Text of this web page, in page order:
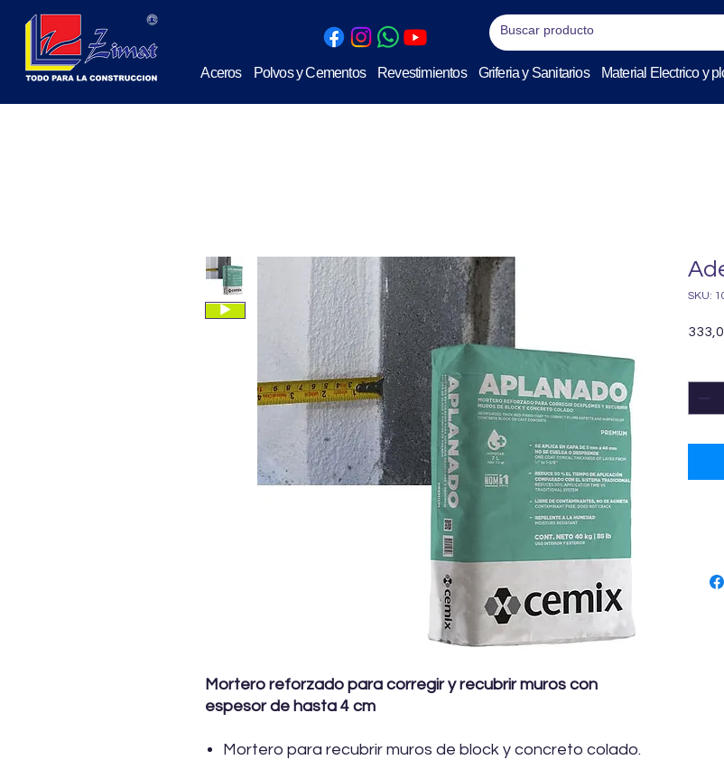
Aceros Polvos y Cementos Revestimientos Griferia y Sanitarios Material Electrico y
Mortero reforzado para corregir y recubrir muros con
espesor de hasta 4 cm
Mortero para recubrir muros de block y concreto colado.
SKU:
Color: